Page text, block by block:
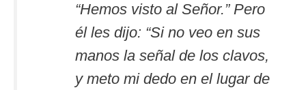
“Hemos visto al Señor.” Pero
él les dijo: “Si no veo en sus
manos la señal de los clavos,
y meto mi dedo en el lugar de